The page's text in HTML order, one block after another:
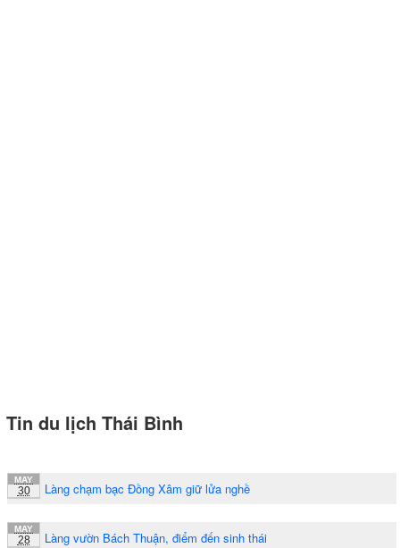
Tin du lịch Thái Bình
MAY
30 Làng chạm bạc Đồng Xâm giữ lửa nghề
MAY
28 Làng vườn Bách Thuận, điểm đến sinh thái